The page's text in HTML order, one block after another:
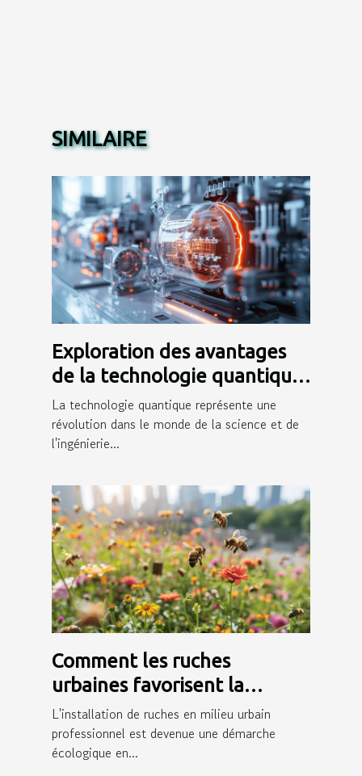
SIMILAIRE
Exploration des avantages
de la technologie quantique
moderne
La technologie quantique représente une
révolution dans le monde de la science et de
l'ingénierie...
Comment les ruches
urbaines favorisent la
biodiversité en milieu
professionnel
L'installation de ruches en milieu urbain
professionnel est devenue une démarche
écologique en...